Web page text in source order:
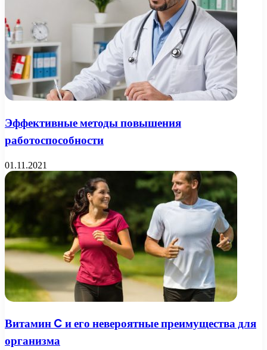
Эффективные методы повышения
работоспособности
01.11.2021
Витамин C и его невероятные преимущества для
организма